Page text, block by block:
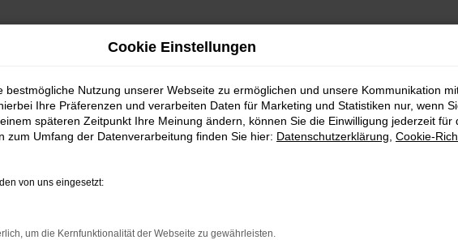
Cookie Einstellungen
bestmögliche Nutzung unserer Webseite zu ermöglichen und unsere Kommunikation
Ihre Präferenzen und verarbeiten Daten für Marketing und Statistiken nur, wenn
späteren Zeitpunkt Ihre Meinung ändern, können Sie die Einwilligung jederzeit für
zum Umfang der Datenverarbeitung finden Sie hier: Datenschutzerklärung Cookie-
von uns eingesetzt:
um die Kernfunktionalität der Webseite zu gewährleisten.